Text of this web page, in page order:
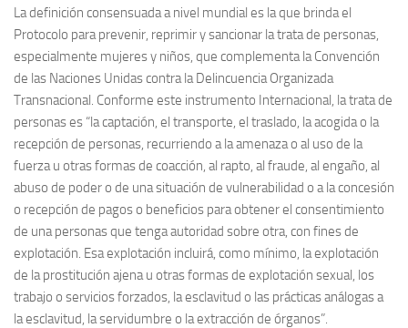
La definición consensuada a nivel mundial es la que brinda el
Protocolo para prevenir, reprimir y sancionar la trata de personas,
especialmente mujeres y niños, que complementa la Convención
de las Naciones Unidas contra la Delincuencia Organizada
Transnacional. Conforme este instrumento Internacional, la trata de
personas es “la captación, el transporte, el traslado, la acogida o la
recepción de personas, recurriendo a la amenaza o al uso de la
fuerza u otras formas de coacción, al rapto, al fraude, al engaño, al
abuso de poder o de una situación de vulnerabilidad o a la concesión
o recepción de pagos o beneficios para obtener el consentimiento
de una personas que tenga autoridad sobre otra, con fines de
explotación. Esa explotación incluirá, como mínimo, la explotación
de la prostitución ajena u otras formas de explotación sexual, los
trabajo o servicios forzados, la esclavitud o las prácticas análogas a
la esclavitud, la servidumbre o la extracción de órganos”.